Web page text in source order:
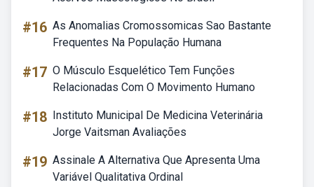
#16 As Anomalias Cromossomicas Sao Bastante
Frequentes Na População Humana
#17 O Músculo Esquelético Tem Funções
Relacionadas Com O Movimento Humano
#18 Instituto Municipal De Medicina Veterinária
Jorge Vaitsman Avaliações
#19 Assinale A Alternativa Que Apresenta Uma
Variável Qualitativa Ordinal